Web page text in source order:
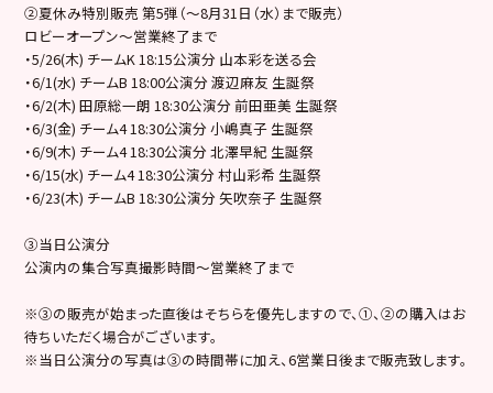
②夏休み特別販売 第5弾（～8月31日（水）まで販売）
ロビーオープン～営業終了まで
・5/26(木) チームK 18:15公演分 山本彩を送る会
・6/1(水) チームB 18:00公演分 渡辺麻友 生誕祭
・6/2(木) 田原総一朗 18:30公演分 前田亜美 生誕祭
・6/3(金) チーム4 18:30公演分 小嶋真子 生誕祭
・6/9(木) チーム4 18:30公演分 北澤早紀 生誕祭
・6/15(水) チーム4 18:30公演分 村山彩希 生誕祭
・6/23(木) チームB 18:30公演分 矢吹奈子 生誕祭
③当日公演分
公演内の集合写真撮影時間～営業終了まで
※③の販売が始まった直後はそちらを優先しますので、①、②の購入はお
待ちいただく場合がございます。
※当日公演分の写真は③の時間帯に加え、6営業日後まで販売致します。